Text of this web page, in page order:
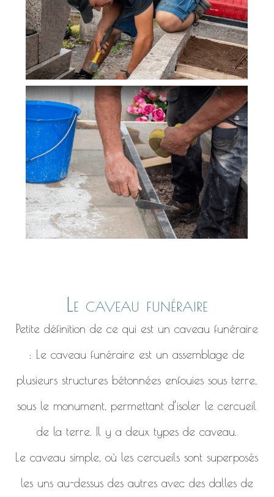
Le caveau funéraire
Petite définition de ce qui est un caveau funéraire
: Le caveau funéraire est un assemblage de
plusieurs structures bétonnées enfouies sous terre,
sous le monument, permettant d’isoler le cercueil
de la terre. Il y a deux types de caveau.
Le caveau simple, où les cercueils sont superposés
les uns au-dessus des autres avec des dalles de